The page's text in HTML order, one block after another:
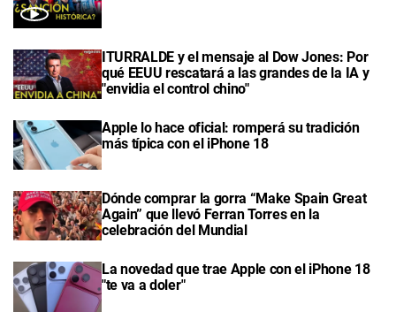
ITURRALDE y el mensaje al Dow Jones: Por
qué EEUU rescatará a las grandes de la IA y
"envidia el control chino"
Apple lo hace oficial: romperá su tradición
más típica con el iPhone 18
Dónde comprar la gorra “Make Spain Great
Again” que llevó Ferran Torres en la
celebración del Mundial
La novedad que trae Apple con el iPhone 18
"te va a doler"